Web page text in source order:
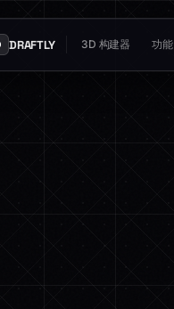
DRAFTLY 3D 构建器 功能